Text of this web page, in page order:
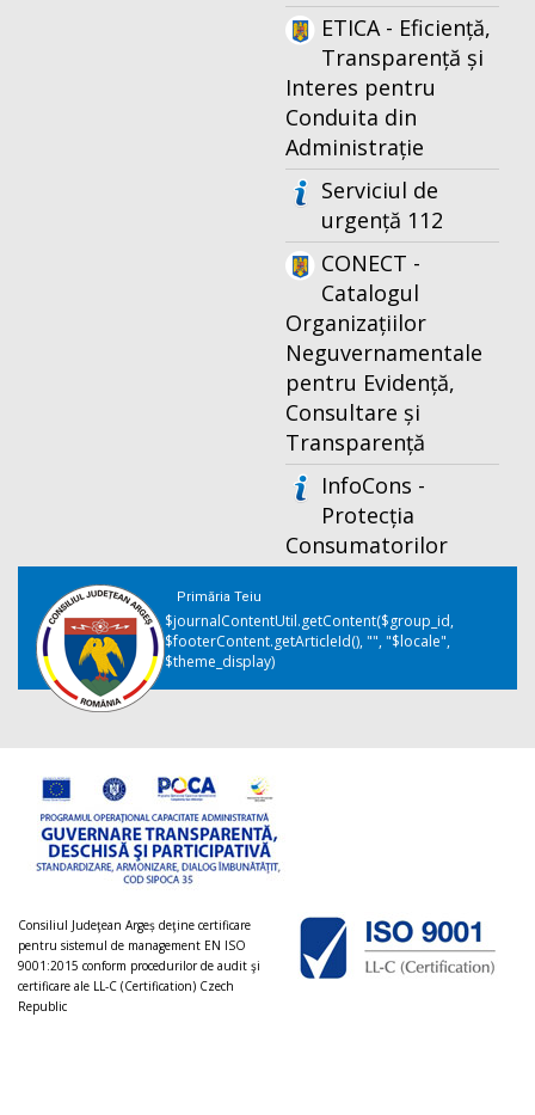
ETICA - Eficiență,
Transparență și
Interes pentru
Conduita din
Administrație
Serviciul de
urgență 112
CONECT -
Catalogul
Organizațiilor
Neguvernamentale
pentru Evidență,
Consultare și
Transparență
InfoCons -
Protecția
Consumatorilor
Primăria Teiu
$journalContentUtil.getContent($group_id,
$footerContent.getArticleId(), "", "$locale",
$theme_display)
Consiliul Judeţean Argeș deţine certificare
pentru sistemul de management EN ISO
9001:2015 conform procedurilor de audit şi
certificare ale LL-C (Certification) Czech
Republic